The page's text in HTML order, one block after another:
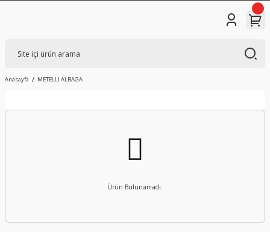
Anasayfa METELLI ALBAGA
Ürün Bulunamadı.